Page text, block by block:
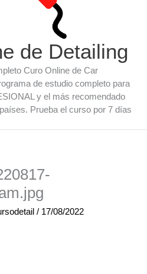
de Detailing
Curo Online de Car
de estudio completo para
y el más recomendado
Prueba el curso por 7 días
/ 17/08/2022